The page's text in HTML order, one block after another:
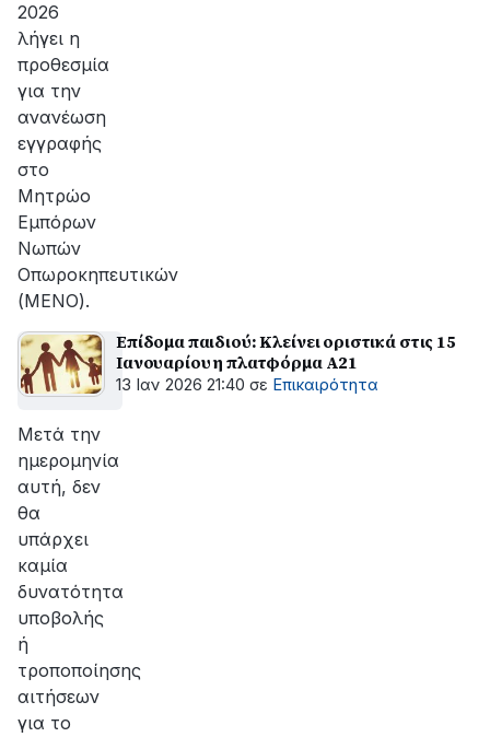
2026
λήγει η
προθεσμία
για την
ανανέωση
εγγραφής
στο
Μητρώο
Εμπόρων
Νωπών
Οπωροκηπευτικών
(ΜΕΝΟ).
Επίδομα παιδιού: Κλείνει οριστικά στις 15
Ιανουαρίου η πλατφόρμα Α21
13 Ιαν 2026 21:40 σε Επικαιρότητα
Μετά την
ημερομηνία
αυτή, δεν
θα
υπάρχει
καμία
δυνατότητα
υποβολής
ή
τροποποίησης
αιτήσεων
για το